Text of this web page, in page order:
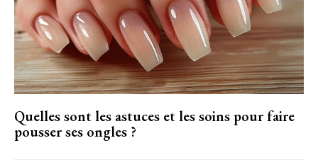
Quelles sont les astuces et les soins pour faire
pousser ses ongles ?